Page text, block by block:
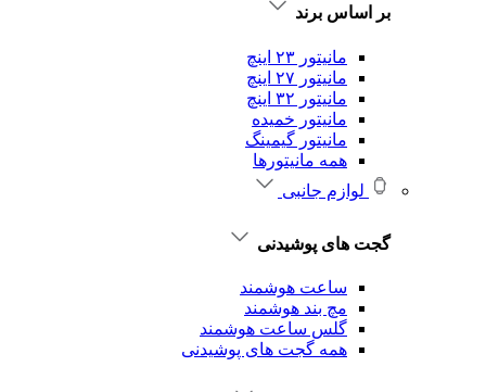
بر اساس برند
مانیتور ۲۳ اینچ
مانیتور ۲۷ اینچ
مانیتور ۳۲ اینچ
مانیتور خمیده
مانیتور گیمینگ
همه مانیتورها
لوازم جانبی
گجت های پوشیدنی
ساعت هوشمند
مچ بند هوشمند
گلس ساعت هوشمند
همه گجت های پوشیدنی